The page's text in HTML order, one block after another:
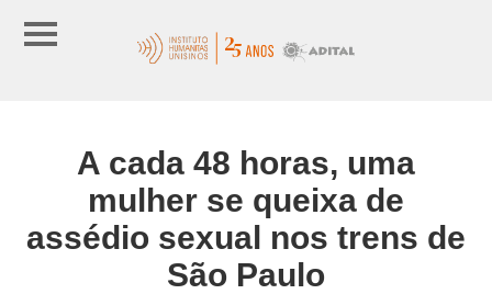
A cada 48 horas, uma
mulher se queixa de
assédio sexual nos trens de
São Paulo